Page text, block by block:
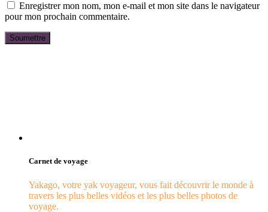
Enregistrer mon nom, mon e-mail et mon site dans le navigateur
pour mon prochain commentaire.
Carnet de voyage
Yakago, votre yak voyageur, vous fait découvrir le monde à
travers les plus belles vidéos et les plus belles photos de
voyage.